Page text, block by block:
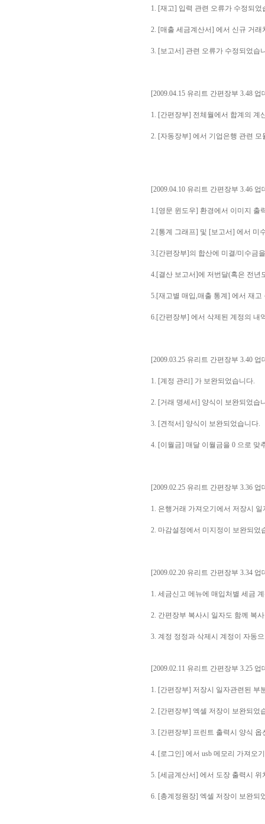
1. [재고] 입력 관련 오류가 수정되었
2. [매출 세금계산서] 에서 신규 거
3. [보고서] 관련 오류가 수정되었습
[2009.04.15 유리트 간편장부 3.48 업
1. [간편장부] 전체월에서 합계의 계
2. [자동장부] 에서 기업은행 관련
[2009.04.10 유리트 간편장부 3.46 업
1.[영문 윈도우] 환경에서 이미지 출
2.[통계 그래프] 및 [보고서] 에서 미
3.[간편장부]의 합산에 미결/미수금
4.[결산 보고서]에 저번달(혹은 전년
5.[재고별 매입,매출 통계] 에서 재
6.[간편장부] 에서 삭제된 계정의 내
[2009.03.25 유리트 간편장부 3.40 업
1. [계정 관리] 가 보완되었습니다.
2. [거래 명세서] 양식이 보완되었습
3. [견적서] 양식이 보완되었습니다.
4. [이월금] 매달 이월금을 0 으로 맞
[2009.02.25 유리트 간편장부 3.36 업
1. 은행거래 가져오기에서 저장시
2. 마감설정에서 미지정이 보완되었
[2009.02.20 유리트 간편장부 3.34 업
1. 세금신고 메뉴에 매입처별 세금
2. 간편장부 복사시 일자도 함께 복
3. 계정 정정과 삭제시 계정이 자동
[2009.02.11 유리트 간편장부 3.25 업
1. [간편장부] 저장시 일자관련된 부
2. [간편장부] 엑셀 저장이 보완되었
3. [간편장부] 프린트 출력시 양식 옵
4. [로그인] 에서 usb 메모리 가져오
5. [세금계산서] 에서 도장 출력시
6. [총계정원장] 엑셀 저장이 보완되